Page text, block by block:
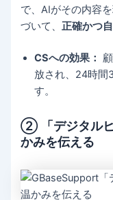
で、AIがその内容
づいて、正確かつ
CSへの効果：
放され、24時間
す。
② 「デジタルヒ
かみを伝える